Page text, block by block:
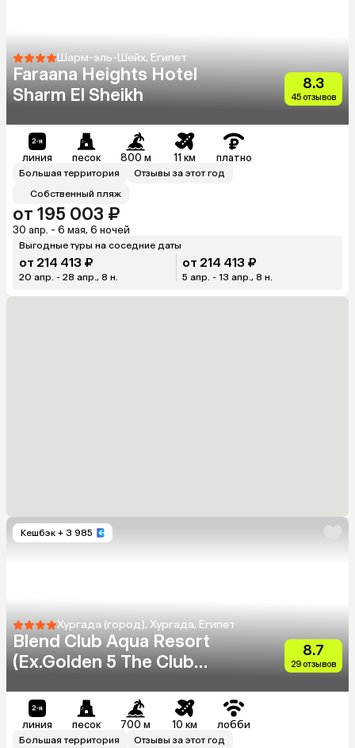
Шарм-эль-Шейх, Египет
Faraana Heights Hotel
Sharm El Sheikh
8.3
45 отзывов
линия песок 800 м 11 км платно
Большая территория
Отзывы за этот год
Собственный пляж
от 195 003 ₽
30 апр. - 6 мая, 6 ночей
Выгодные туры на соседние даты
от 214 413 ₽
20 апр. - 28 апр., 8 н.
от 214 413 ₽
5 апр. - 13 апр., 8 н.
Кешбэк + 3 985
Хургада (город), Хургада, Египет
Blend Club Aqua Resort
(Ex.Golden 5 The Club
8.7
29 отзывов
линия песок 700 м 10 км лобби
Большая территория Отзывы за этот год